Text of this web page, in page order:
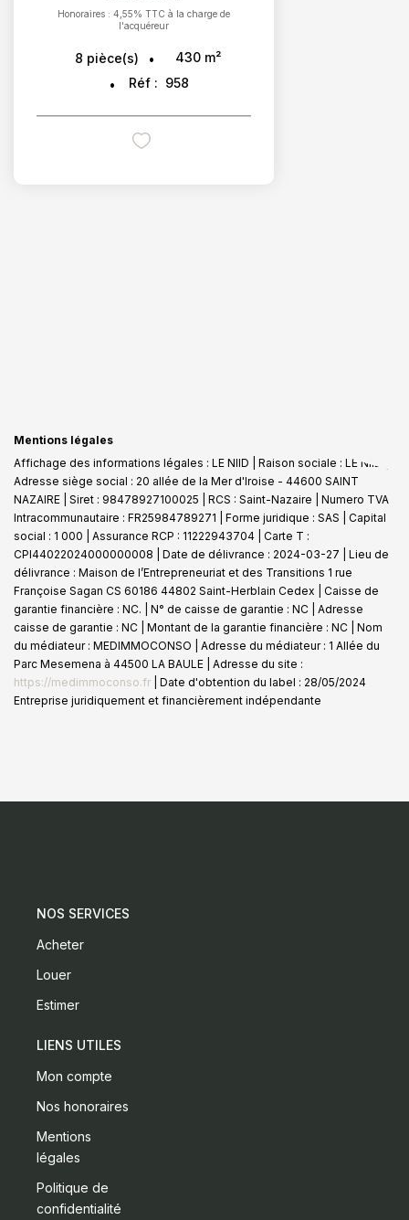
Honoraires : 4,55% TTC à la charge de
l'acquéreur
8 pièce(s) 430 m²
Réf : 958
Mentions légales
Affichage des informations légales : LE NIID | Raison sociale : LE NIID |
Adresse siège social : 20 allée de la Mer d'Iroise - 44600 SAINT
NAZAIRE | Siret : 98478927100025 | RCS : Saint-Nazaire | Numero TVA
Intracommunautaire : FR25984789271 | Forme juridique : SAS | Capital
social : 1 000 | Assurance RCP : 11222943704 | Carte T :
CPI44022024000000008 | Date de délivrance : 2024-03-27 | Lieu de
délivrance : Maison de l’Entrepreneuriat et des Transitions 1 rue
Françoise Sagan CS 60186 44802 Saint-Herblain Cedex | Caisse de
garantie financière : NC. | N° de caisse de garantie : NC | Adresse
caisse de garantie : NC | Montant de la garantie financière : NC | Nom
du médiateur : MEDIMMOCONSO | Adresse du médiateur : 1 Allée du
Parc Mesemena à 44500 LA BAULE | Adresse du site :
https://medimmoconso.fr | Date d'obtention du label : 28/05/2024
Entreprise juridiquement et financièrement indépendante
NOS SERVICES
Acheter
Louer
Estimer
LIENS UTILES
Mon compte
Nos honoraires
Mentions
légales
Politique de
confidentialité